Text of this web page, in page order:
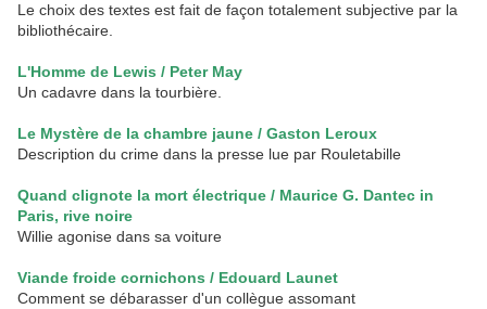
Le choix des textes est fait de façon totalement subjective par la
bibliothécaire.
L'Homme de Lewis / Peter May
Un cadavre dans la tourbière.
Le Mystère de la chambre jaune / Gaston Leroux
Description du crime dans la presse lue par Rouletabille
Quand clignote la mort électrique / Maurice G. Dantec in
Paris, rive noire
Willie agonise dans sa voiture
Viande froide cornichons / Edouard Launet
Comment se débarasser d'un collègue assomant